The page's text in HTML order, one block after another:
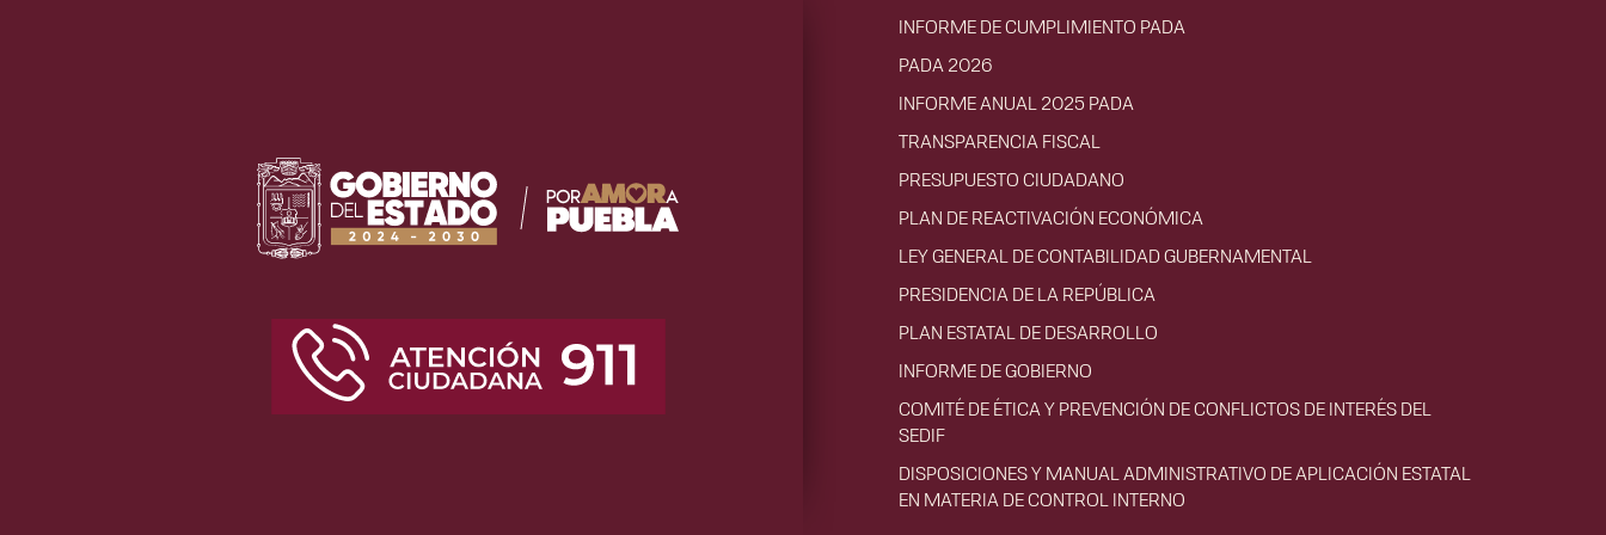
INFORME DE CUMPLIMIENTO PADA
PADA 2026
INFORME ANUAL 2025 PADA
TRANSPARENCIA FISCAL
PRESUPUESTO CIUDADANO
PLAN DE REACTIVACIÓN ECONÓMICA
LEY GENERAL DE CONTABILIDAD GUBERNAMENTAL
PRESIDENCIA DE LA REPÚBLICA
PLAN ESTATAL DE DESARROLLO
INFORME DE GOBIERNO
COMITÉ DE ÉTICA Y PREVENCIÓN DE CONFLICTOS DE INTERÉS DEL
SEDIF
DISPOSICIONES Y MANUAL ADMINISTRATIVO DE APLICACIÓN ESTATAL
EN MATERIA DE CONTROL INTERNO